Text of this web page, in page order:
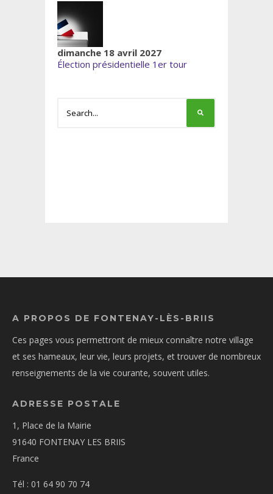
dimanche 18 avril 2027
Élection présidentielle 1er tour
A PROPOS DE FONTENAY-LÈS-BRIIS
Ces pages vous permettront de mieux connaître notre village
et ses hameaux, leur vie, leurs projets, et trouver de nombreux
renseignements de la vie courante, souvent utiles.
ADRESSE POSTALE
1, Place de la Mairie
91640 FONTENAY LES BRIIS
France
Tél : 01 64 90 70 74